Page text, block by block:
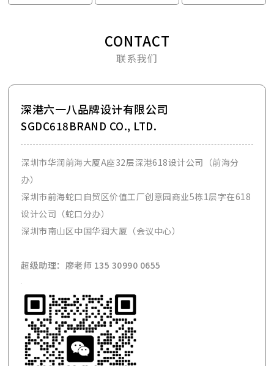
CONTACT
联系我们
深港六一八品牌设计有限公司
SGDC618BRAND CO., LTD.
深圳市华润前海大厦A座32层深港618设计公司（前海分
办）
深圳市前海蛇口自贸区价值工厂创意园商业5栋1层字在618
设计公司（蛇口分办）
深圳市南山区中国华润大厦（会议中心）
超级助理：廖老师 135 30990 0655